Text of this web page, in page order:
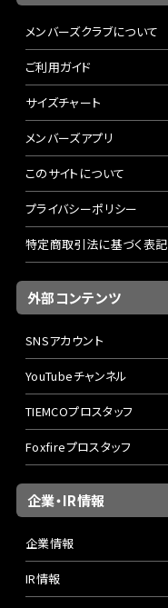
メンバーズクラブについて
ご利用ガイド
サイズチャート
メンバーズアプリ
このサイトについて
プライバシーポリシー
特定商取引法に基づく表記
外部コンテンツ
SNSアカウント
YouTubeチャンネル
TIEMCOプロスタッフ
Foxfireプロスタッフ
企業・IR情報
企業情報
IR情報